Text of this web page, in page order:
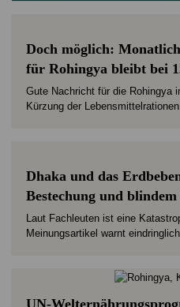
Doch möglich:
für Rohingya bleibt bei
Gute Nachricht für die Rohingya
Kürzung der
Dhaka und das
Bestechung und
Laut Fachleuten ist eine
Meinungsartikel warnt